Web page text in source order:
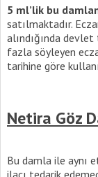
5 ml’lik bu
satılmaktadır.
alındığında
fazla söyleyen
tarihine göre
Netira Göz
Bu damla ile aynı
ilacı tedarik